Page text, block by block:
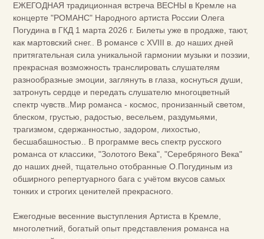
ЕЖЕГОДНАЯ традиционная встреча ВЕСНЫ в Кремле на
концерте "РОМАНС" Народного артиста России Олега
Погудина в ГКД 1 марта 2026 г. Билеты уже в продаже, тают,
как мартовский снег.. В романсе с XVIII в. до наших дней
притягательная сила уникальной гармонии музыки и поэзии,
прекрасная возможность транслировать слушателям
разнообразные эмоции, заглянуть в глаза, коснуться души,
затронуть сердце и передать слушателю многоцветный
спектр чувств..Мир романса - космос, пронизанный светом,
блеском, грустью, радостью, весельем, раздумьями,
трагизмом, сдержанностью, задором, лихостью,
бесшабашностью.. В программе весь спектр русского
романса от классики, "Золотого Века", "Серебряного Века"
до наших дней, тщательно отобранные О.Погудиным из
обширного репертуарного бага с учётом вкусов самых
тонких и строгих ценителей прекрасного.
Ежегодные весенние выступления Артиста в Кремле,
многолетний, богатый опыт представления романса на